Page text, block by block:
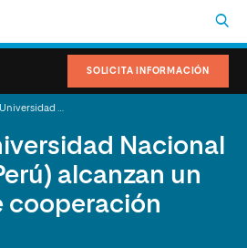
SOLICITA INFORMACIÓN
Nacional
alcanzan un
cooperación